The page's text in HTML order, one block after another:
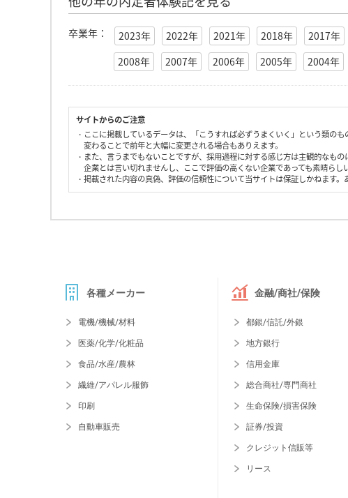
卒業年： 2023年 2022年 2021年 2018年 2017年
2008年
2007年 2006年 2005年 2004年
サイトからのご注意
・ここに掲載しているデータは、「こうすれば必ずうまくいく」という類の
変わることで前年と大幅に変更される場合もありえます。
・また、言うまでもないことですが、採用過程に対する感じ方は主観的なも
企業とは言い切れませんし、ここで評価の高くない企業であっても素晴らし
・掲載された内容の真偽、評価の信頼性について当サイトは保証しかねます
各種メーカー
電機/機械/材料
医薬/化学/化粧品
食品/水産/農林
繊維/アパレル服飾
印刷
自動車販売
金融/商社/保険
都銀/信託/外銀
地方銀行
信用金庫
総合商社/専門商社
生命保険/損害保険
証券/投資
クレジット信販等
リース